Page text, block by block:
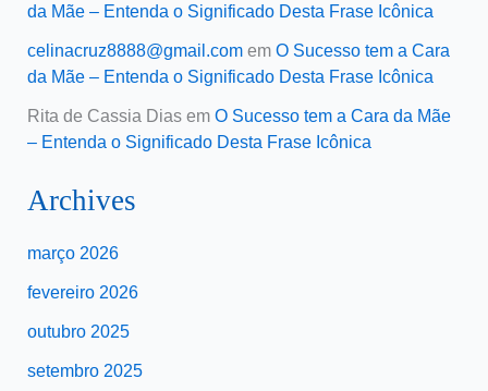
da Mãe – Entenda o Significado Desta Frase Icônica
celinacruz8888@gmail.comem O Sucesso tem a Cara
da Mãe – Entenda o Significado Desta Frase Icônica
Rita de Cassia Diasem O Sucesso tem a Cara da Mãe
– Entenda o Significado Desta Frase Icônica
Archives
março 2026
fevereiro 2026
outubro 2025
setembro 2025